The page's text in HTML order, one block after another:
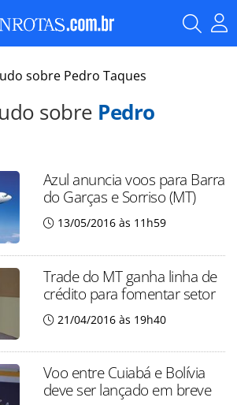
sobre Pedro Taques
sobre Pedro
Azul anuncia voos para Barra
do Garças e Sorriso (MT)
13/05/2016 às 11h59
Trade do MT ganha linha de
crédito para fomentar setor
21/04/2016 às 19h40
Voo entre Cuiabá e Bolívia
deve ser lançado em breve